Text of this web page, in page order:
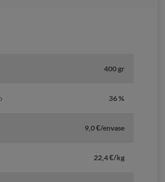
400 gr
36 %
9,0 €/envase
22,4 €/kg